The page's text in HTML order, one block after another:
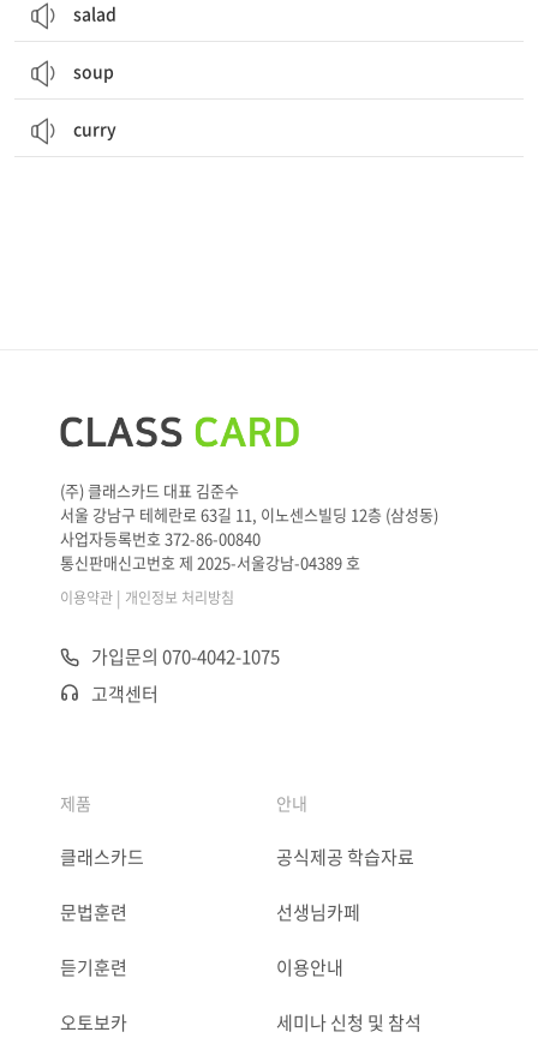
salad
soup
curry
(주) 클래스카드 대표 김준수
서울 강남구 테헤란로 63길 11, 이노센스빌딩 12층 (삼성동)
사업자등록번호 372-86-00840
통신판매신고번호 제 2025-서울강남-04389 호
이용약관 | 개인정보 처리방침
가입문의 070-4042-1075
고객센터
제품
클래스카드
문법훈련
듣기훈련
오토보카
안내
공식제공 학습자료
선생님카페
이용안내
세미나 신청 및 참석